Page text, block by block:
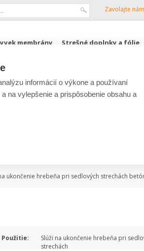
Zavolajte
membrány Strešné doplnky a fólie
schody FAKRO
ukončenie hrebeňa pri sedlových strechách
Použitie:
Slúži na ukončenie hrebeňa pri
strechách
informácií o výkone a používaní
na vylepšenie a prispôsobenie obsahu a